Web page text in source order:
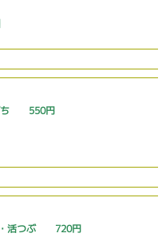
ち 550円
ぶ 720円